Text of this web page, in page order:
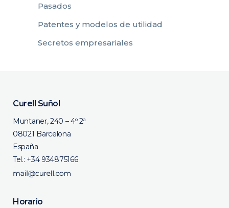
Pasados
Patentes y modelos de utilidad
Secretos empresariales
Curell Suñol
Muntaner, 240 – 4º 2ª
08021 Barcelona
España
Tel.: +34 934875166
Horario